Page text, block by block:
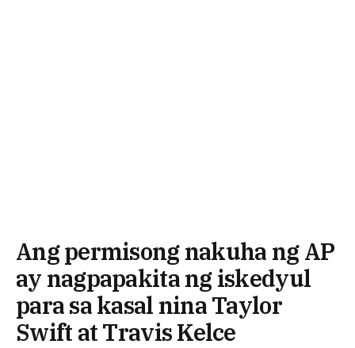
Ang permisong nakuha ng AP
ay nagpapakita ng iskedyul
para sa kasal nina Taylor
Swift at Travis Kelce